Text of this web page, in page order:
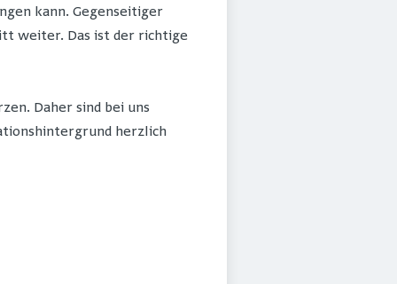
kann. Gegenseitiger
weiter. Das ist der richtige
Daher sind bei uns
herzlich